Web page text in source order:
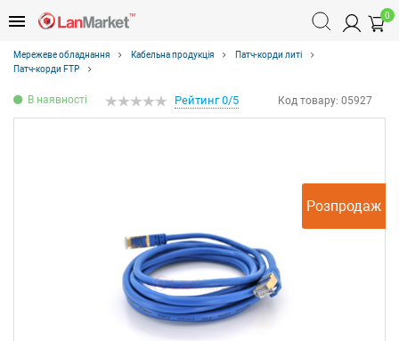
0
Мережеве обладнання Кабельна продукція
Патч-корди литі
Патч-корди FTP
В наявності Код товару: 05927
Рейтинг 0/5
Розпродаж